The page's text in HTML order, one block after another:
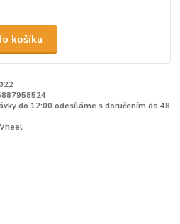
košíku
do 12:00 odesíláme s doručením do 48